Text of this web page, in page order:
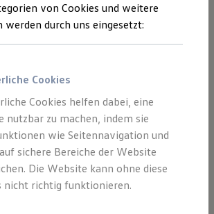
Angebote
Leasing
Leasing
ohne Anzahlung
mit Schlussrate
und Garantien
Versicherung
von Cookies und weitere
werden durch uns eingesetzt:
Cookies
Cookies helfen dabei, eine
nutzbar zu machen, indem sie
wie Seitennavigation und
sichere Bereiche der Website
Die Website kann ohne diese
nicht richtig funktionieren.